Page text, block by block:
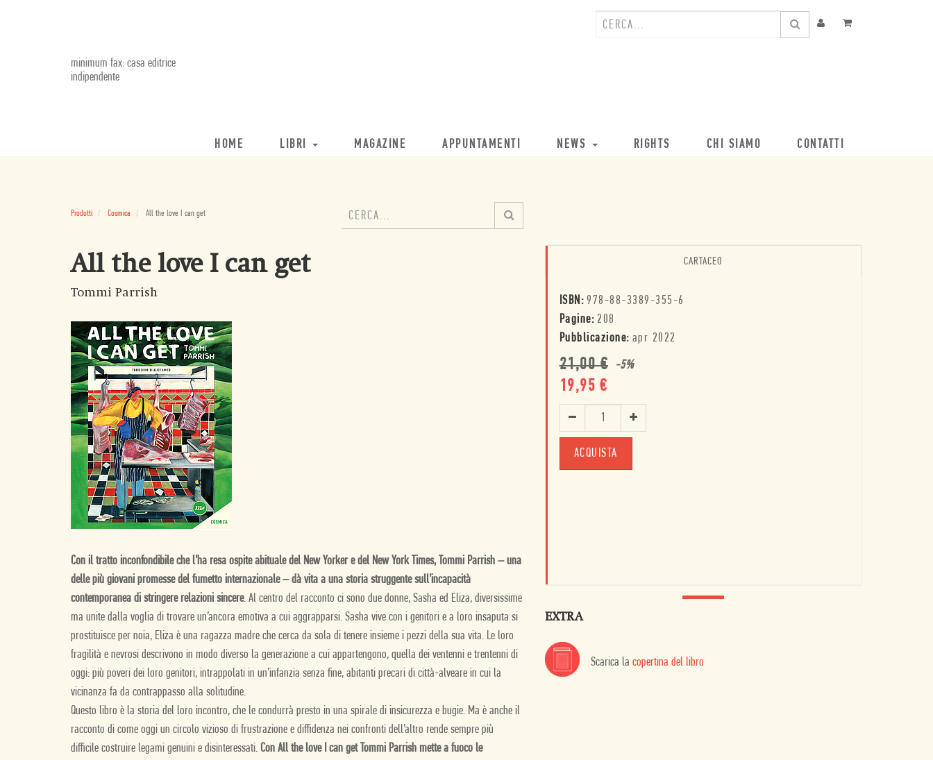
minimum fax: casa editrice
indipendente
HOME LIBRI MAGAZINE APPUNTAMENTI NEWS RIGHTS CHI SIAMO CONTATTI
Prodotti Cosmica All the love I can get
All the love I can get
Tommi Parrish
Con il tratto inconfondibile che l’ha resa ospite abituale del New Yorkere del New York Times, Tommi Parrish – una
delle più giovani promesse del fumetto internazionale – dà vita a una storia struggente sull’incapacità
contemporanea di stringere relazioni sincere. Al centro del racconto ci sono due donne, Sasha ed Eliza, diversissime
ma unite dalla voglia di trovare un’ancora emotiva a cui aggrapparsi. Sasha vive con i genitori e a loro insaputa si
prostituisce per noia, Eliza è una ragazza madre che cerca da sola di tenere insieme i pezzi della sua vita. Le loro
fragilità e nevrosi descrivono in modo diverso la generazione a cui appartengono, quella dei ventenni e trentenni di
oggi: più poveri dei loro genitori, intrappolati in un’infanzia senza fine, abitanti precari di città-alveare in cui la
vicinanza fa da contrappasso alla solitudine.
Questo libro è la storia del loro incontro, che le condurrà presto in una spirale di insicurezza e bugie. Ma è anche il
racconto di come oggi un circolo vizioso di frustrazione e diffidenza nei confronti dell’altro rende sempre più
difficile costruire legami genuini e disinteressati. Con All the love I can getTommi Parrish mette a fuoco le
CARTACEO
ISBN: 978-88-3389-355-6
Pagine: 208
Pubblicazione: apr 2022
21,00€ -5%
19,95 €
ACQUISTA
EXTRA
Scarica la copertina del libro